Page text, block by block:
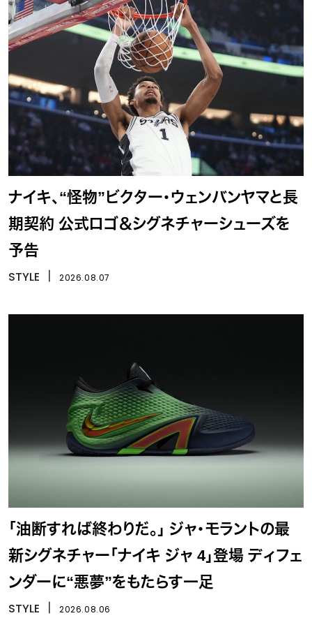
ナイキ、“怪物”ビクター・ウェンバンヤマと長
期契約 公式ロゴ＆シグネチャーシューズを
予告
STYLE 2026.08.07
「油断すれば終わりだ。」 ジャ・モラントの最
新シグネチャー「ナイキ ジャ 4」登場 ディフェ
ンダーに“悪夢”をもたらす一足
STYLE 2026.08.06